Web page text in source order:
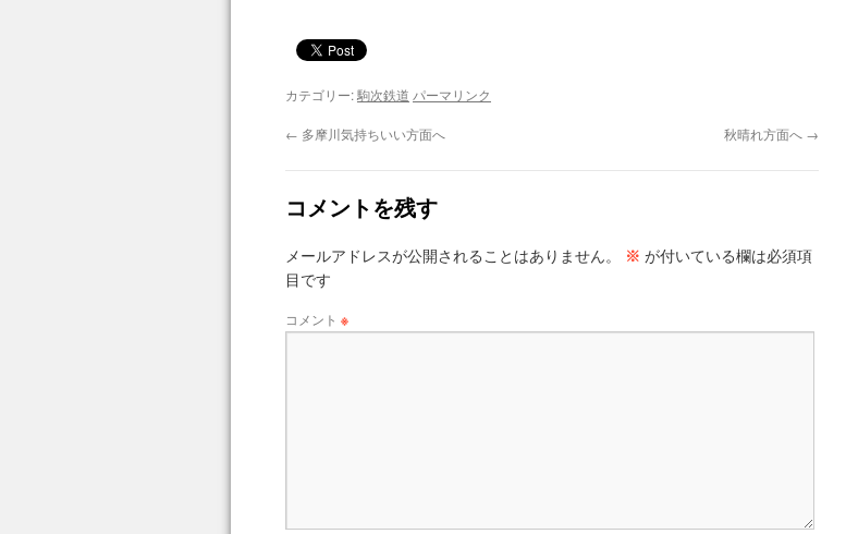
カテゴリー:駒次鉄道 パーマリンク
← 多摩川気持ちいい方面へ 秋晴れ方面へ →
コメントを残す
メールアドレスが公開されることはありません。 ※ が付いている欄は必須項
目です
コメント ※